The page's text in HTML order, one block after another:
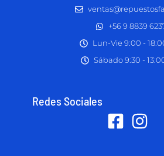
+56 9 8839
Lun-Vie 9:00 -
Sábado 9:30 -
Redes Sociales